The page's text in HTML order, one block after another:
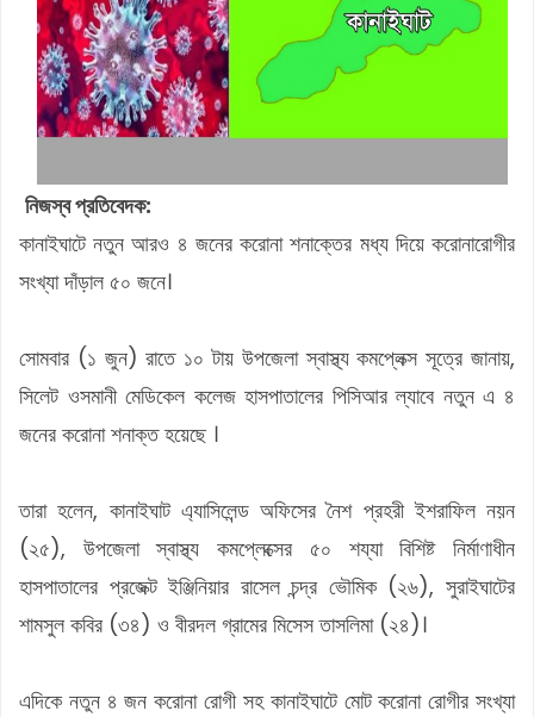
নিজস্ব প্রতিবেদক:
কানাইঘাটে নতুন আরও ৪ জনের করোনা শনাক্তের মধ্য দিয়ে করোনারোগীর
সংখ্যা দাঁড়াল ৫০ জনে।
সোমবার (১ জুন) রাতে ১০ টায় উপজেলা স্বাস্থ্য কমপ্লেক্স সূত্রে জানায়,
সিলেট ওসমানী মেডিকেল কলেজ হাসপাতালের পিসিআর ল্যাবে নতুন এ ৪
জনের করোনা শনাক্ত হয়েছে ।
তারা হলেন, কানাইঘাট এ্যাসিলেন্ড অফিসের নৈশ প্রহরী ইশরাফিল নয়ন
(২৫), উপজেলা স্বাস্থ্য কমপ্লেক্সের ৫০ শয্যা বিশিষ্ট নির্মাণাধীন
হাসপাতালের প্রজেক্ট ইঞ্জিনিয়ার রাসেল চন্দ্র ভৌমিক (২৬), সুরাইঘাটের
শামসুল কবির (৩৪) ও বীরদল গ্রামের মিসেস তাসলিমা (২৪)।
এদিকে নতুন ৪ জন করোনা রোগী সহ কানাইঘাটে মোট করোনা রোগীর সংখ্যা